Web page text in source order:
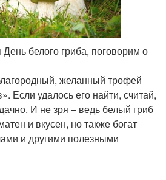
День белого гриба, поговорим о
желанный трофей
Если удалось его найти, считай,
И не зря – ведь белый гриб
и вкусен, но также богат
и другими полезными